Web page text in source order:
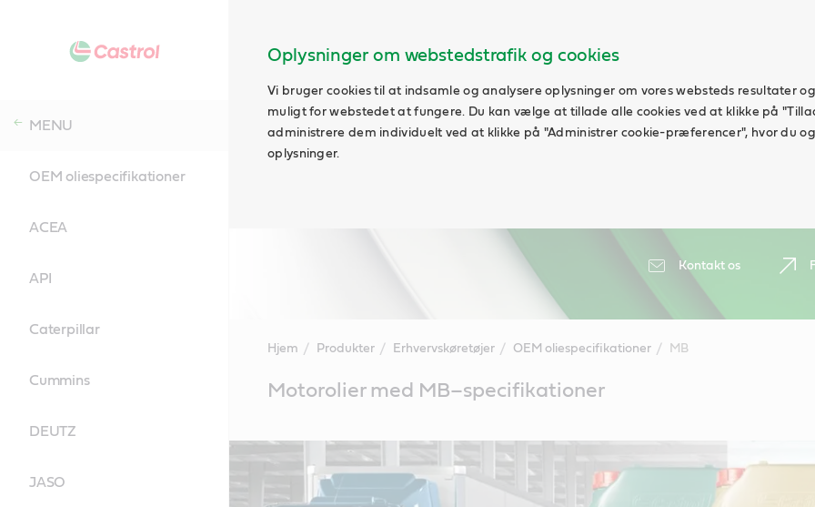
Oplysninger om webstedstrafik og cookies
Vi bruger cookies til at indsamle og analysere oplysninger om vores websteds resultater
muligt for webstedet at fungere. Du kan vælge at tillade alle cookies ved at klikke på
administrere dem individuelt ved at klikke på "Administrer cookie-præferencer", hvor du
oplysninger.
Kontakt os
MENU
OEM oliespecifikationer
ACEA
API
Caterpillar
Cummins
DEUTZ
JASO
Hjem Produkter Erhvervskøretøjer OEM oliespecifikationer MB
ContentMotorolier med MB–specifikationer